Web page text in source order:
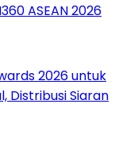
ASEAN 2026
2026 untuk
Distribusi Siaran